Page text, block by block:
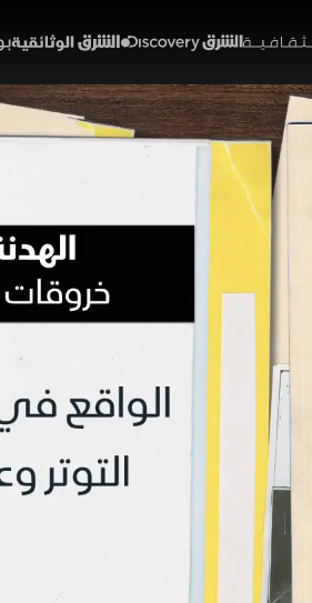
الهدنة في لبنان..
28 مايو 2026 01:21
تقارير الشرق
رغم دخول اتفاق الهدنة في لبنان
الضربات الإسرائيلية وتوسع
السكان وسط غياب الاستقرار
اللبناني
برامج الشرق الإخبارية تقارير الشرق